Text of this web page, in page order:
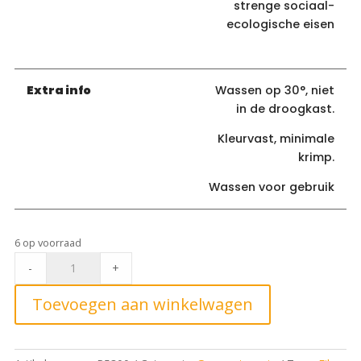
strenge sociaal-
ecologische eisen
Extra info
Wassen op 30°, niet
in de droogkast.
Kleurvast, minimale
krimp.
Wassen voor gebruik
6 op voorraad
modal/pl
- +
Toevoegen aan winkelwagen